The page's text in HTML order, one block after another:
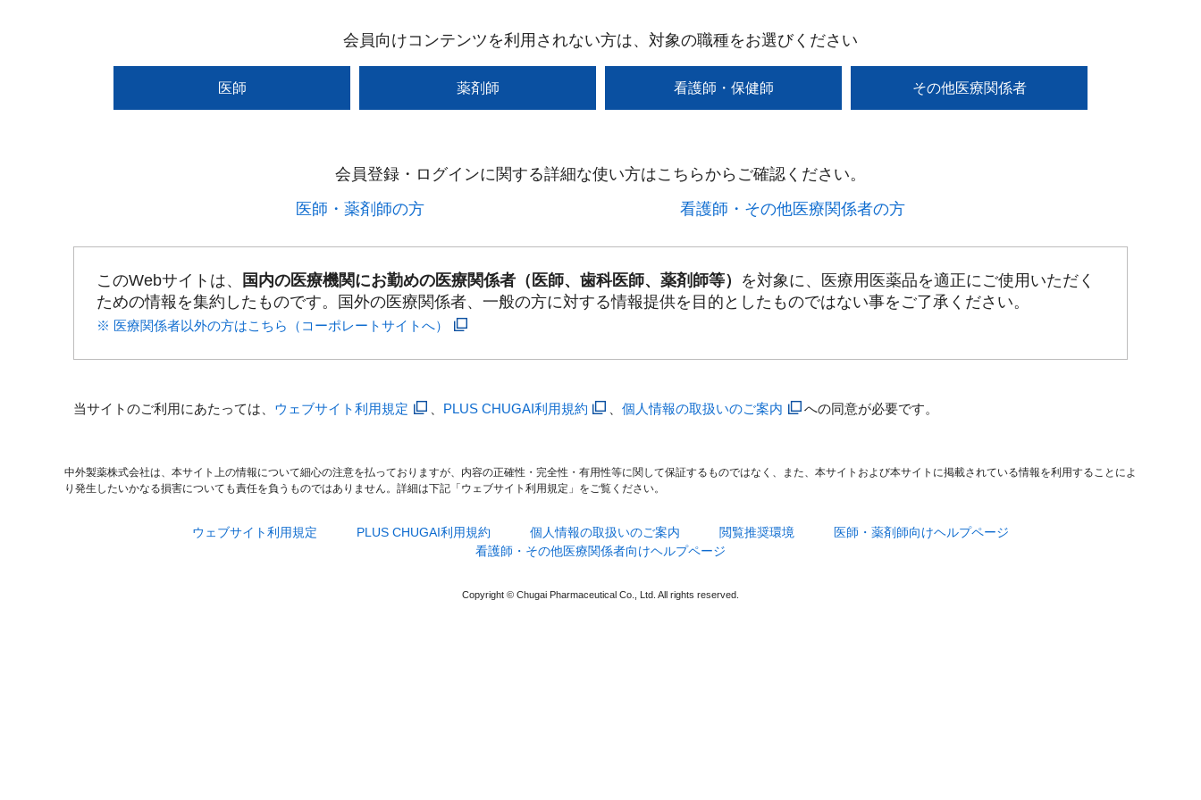
会員向けコンテンツを利用されない方は、対象の職種をお選びください
医師 薬剤師 看護師・保健師 その他医療関係者
会員登録・ログインに関する詳細な使い方はこちらからご確認ください。​
医師・薬剤師の方​
看護師・その他医療関係者の方​
このWebサイトは、 国内の医療機関にお勤めの医療関係者（医師、歯科医師、薬剤師等） を対象に、医療用医薬品を適正にご使用いただく
ための情報を集約したものです。国外の医療関係者、一般の方に対する情報提供を目的としたものではない事をご了承ください。
※ 医療関係者以外の方はこちら（コーポレートサイトへ）
当サイトのご利用にあたっては、 ウェブサイト利用規定 PLUS CHUGAI利用規約 、個人情報の取扱いのご案内 への同意が必要です。
中外製薬株式会社は、本サイト上の情報について細心の注意を払っておりますが、内容の正確性・完全性・有用性等に関して保証するものではなく、また、本サイトおよび本サイトに掲載されている情報を利用することによ
り発生したいかなる損害についても責任を負うものではありません。詳細は下記「ウェブサイト利用規定」をご覧ください。
ウェブサイト利用規定 PLUS CHUGAI利用規約 個人情報の取扱いのご案内 閲覧推奨環境
医師・薬剤師向けヘルプページ
看護師・その他医療関係者向けヘルプページ
Copyright © Chugai Pharmaceutical Co., Ltd. All rights reserved.